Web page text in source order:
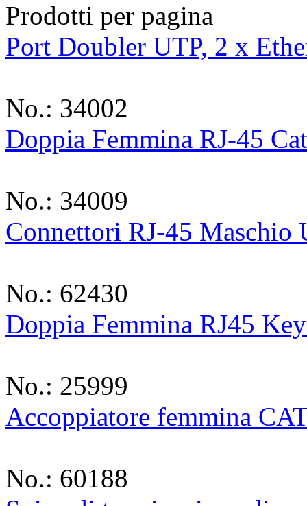
Prodotti per pagina
Port Doubler UTP, 2 x
No.: 34002
Doppia Femmina RJ-45
No.: 34009
Connettori RJ-45 Maschio
No.: 62430
Doppia Femmina RJ45
No.: 25999
Accoppiatore femmina
No.: 60188